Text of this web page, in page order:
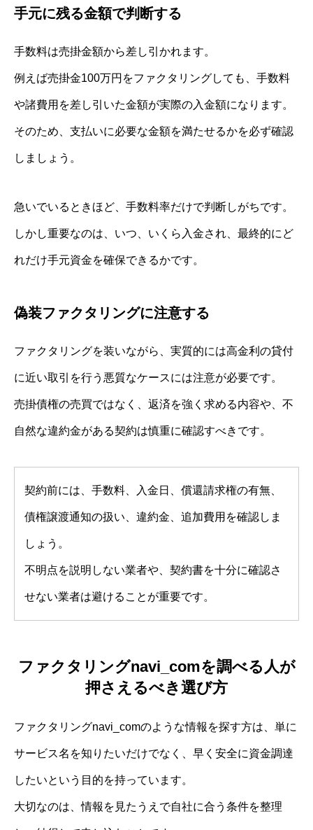
手元に残る金額で判断する
手数料は売掛金額から差し引かれます。
例えば売掛金100万円をファクタリングしても、手数料
や諸費用を差し引いた金額が実際の入金額になります。
そのため、支払いに必要な金額を満たせるかを必ず確認
しましょう。
急いでいるときほど、手数料率だけで判断しがちです。
しかし重要なのは、いつ、いくら入金され、最終的にど
れだけ手元資金を確保できるかです。
偽装ファクタリングに注意する
ファクタリングを装いながら、実質的には高金利の貸付
に近い取引を行う悪質なケースには注意が必要です。
売掛債権の売買ではなく、返済を強く求める内容や、不
自然な違約金がある契約は慎重に確認すべきです。
契約前には、手数料、入金日、償還請求権の有無、
債権譲渡通知の扱い、違約金、追加費用を確認しま
しょう。
不明点を説明しない業者や、契約書を十分に確認さ
せない業者は避けることが重要です。
ファクタリングnavi_comを調べる人が
押さえるべき選び方
ファクタリングnavi_comのような情報を探す方は、単に
サービス名を知りたいだけでなく、早く安全に資金調達
したいという目的を持っています。
大切なのは、情報を見たうえで自社に合う条件を整理